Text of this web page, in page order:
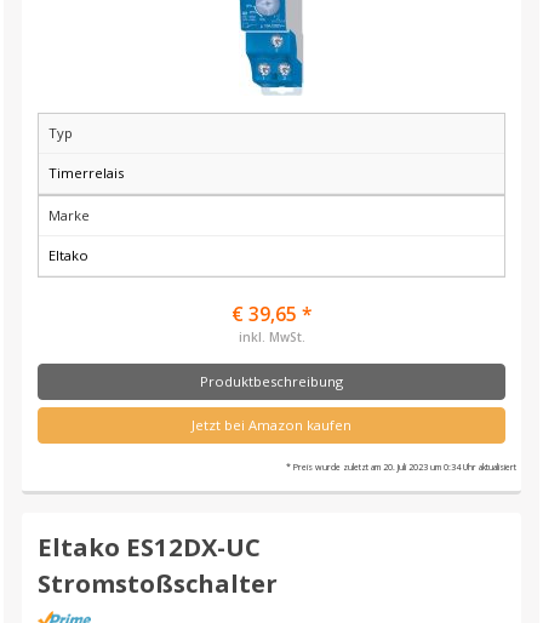
Typ
Timerrelais
Marke
Eltako
€ 39,65 *
inkl. MwSt.
Produktbeschreibung
Jetzt bei Amazon kaufen
* Preis wurde zuletzt am 20. Juli 2023 um 0:34 Uhr aktualisiert
Eltako ES12DX-UC
Stromstoßschalter